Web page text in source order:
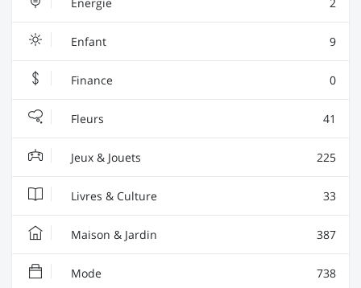
Enfant 9
Finance 0
Fleurs 41
Jeux & Jouets 225
Livres & Culture 33
Maison & Jardin 387
Mode 738